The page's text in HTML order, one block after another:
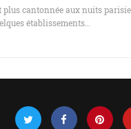
plus cantonnée aux nuits
établissements…